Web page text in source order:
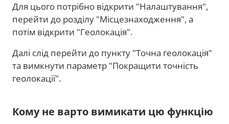
Для цього потрібно відкрити "Налаштування",
перейти до розділу "Місцезнаходження", а
потім відкрити "Геолокація".
Далі слід перейти до пункту "Точна геолокація"
та вимкнути параметр "Покращити точність
геолокації".
Кому не варто вимикати цю функцію